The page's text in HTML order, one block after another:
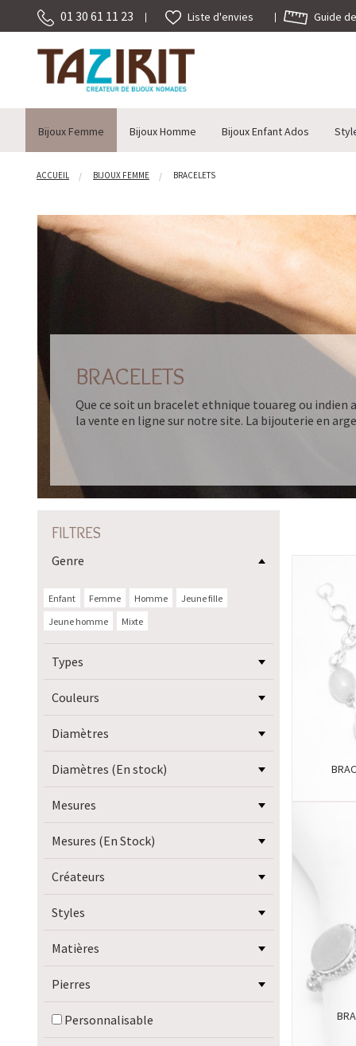
01 30 61 11 23 Liste d'envies Guide
Bijoux Femme Bijoux Homme Bijoux Enfant Ados
ACCUEIL BIJOUX FEMME BRACELETS
BRACELETS
Que ce soit un bracelet ethnique touareg ou indien
la vente en ligne sur notre site. La bijouterie en
FILTRES
Genre
Enfant Femme Homme
Jeune fille
Jeune homme
Mixte
Types
Couleurs
Diamètres
Diamètres (En stock)
Mesures
Mesures (En Stock)
Créateurs
Styles
Matières
Pierres
Personnalisable